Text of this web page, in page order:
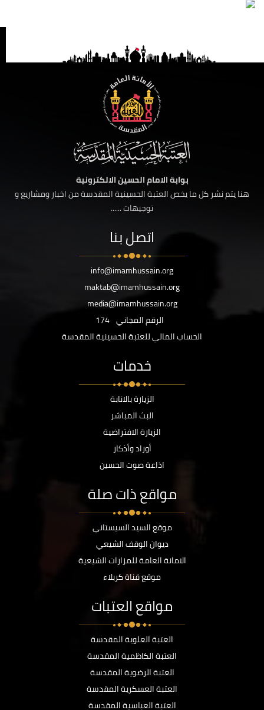
بوابة الامام الحسين الالكترونية
هنا يتم نشر كل ما يخص العتبة الحسينية المقدسة من اخبار ومشاريع و
توجيهات ......
اتصل بنا
info@imamhussain.org
maktab@imamhussain.org
media@imamhussain.org
الرقم المجاني 174
الحساب المالي للعتبة الحسينية المقدسة
خدمات
الزيارة بالانابة
البث المباشر
الزيارة الافتراضية
أوراد وأذكار
اذاعة صوت الحسين
مواقع ذات صلة
موقع السيد السيستاني
ديوان الوقف الشيعي
الامانة العامة للمزارات الشيعية
موقع قناة كربلاء
مواقع العتبات
العتبة العلوية المقدسة
العتبة الكاظمية المقدسة
العتبة الرضوية المقدسة
العتبة العسكرية المقدسة
العتبة العباسية المقدسة